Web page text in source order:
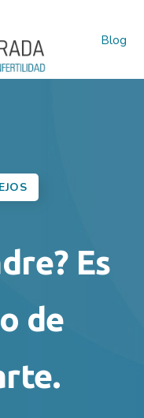
Blog
Es
de